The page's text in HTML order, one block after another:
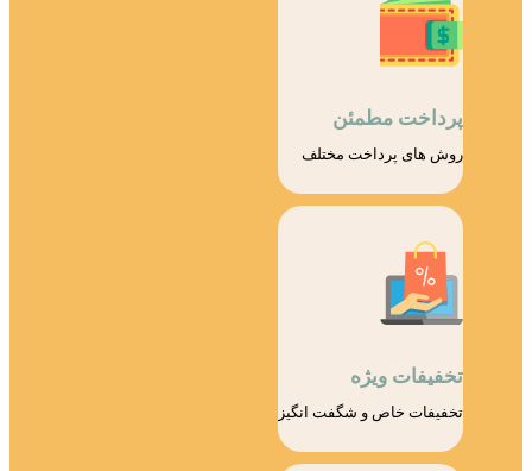
پرداخت مطمئن
روش های پرداخت مختلف
تخفیفات ویژه
تخفیفات خاص و شگفت انگیز